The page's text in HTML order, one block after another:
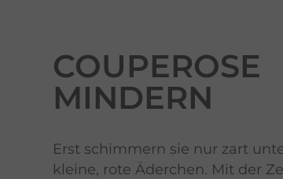
COUPEROSE
MINDERN
Erst schimmern sie nur zart
kleine, rote Äderchen. Mit der